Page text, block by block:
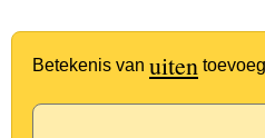
Betekenis van uiten